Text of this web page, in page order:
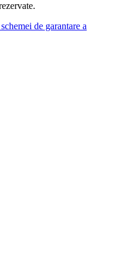
de garantare a